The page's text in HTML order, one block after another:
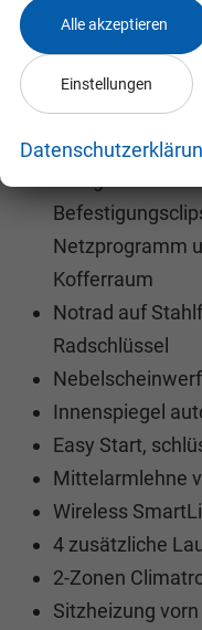
Schwarze
Elektrische
Elektrische
Simply-Clever-
Netzprogramm
Kofferraum
Notrad auf
Radschlüssel
Innenspiegel
Easy Start,
Mittelarmlehne
Wireless
4 zusätzliche
2-Zonen
Sitzheizung vorn
Alle akzeptieren
Einstellungen